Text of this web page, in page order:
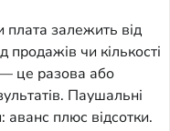
плата залежить від
продажів чи кількості
— це разова або
Паушальні
аванс плюс відсотки.